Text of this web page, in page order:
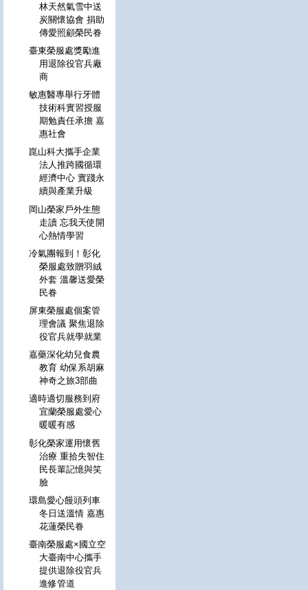
林天然氣雪中送
炭關懷協會 捐助
傳愛照顧榮民眷
臺東榮服處獎勵進
用退除役官兵廠
商
敏惠醫專舉行牙體
技術科實習授服
期勉責任承擔 嘉
惠社會
崑山科大攜手企業
法人推跨國循環
經濟中心 實踐永
續與產業升級
岡山榮家戶外生態
走讀 忘我天使開
心熱情學習
冷氣團報到！彰化
榮服處致贈羽絨
外套 溫馨送愛榮
民眷
屏東榮服處個案管
理會議 聚焦退除
役官兵就學就業
嘉藥深化幼兒食農
教育 幼保系胡麻
神奇之旅3部曲
適時適切服務到府
宜蘭榮服處愛心
暖暖有感
彰化榮家運用懷舊
治療 重拾失智住
民長輩記憶與笑
臉
環島愛心饅頭列車
冬日送溫情 嘉惠
花蓮榮民眷
臺南榮服處×國立空
大臺南中心攜手
提供退除役官兵
進修管道